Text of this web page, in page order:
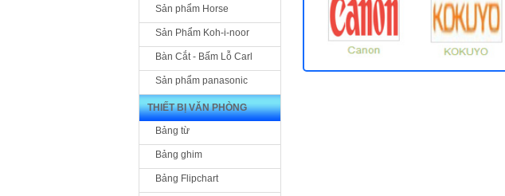
Sản phẩm Horse
Sản Phẩm Koh-i-noor
Bàn Cắt - Bấm Lỗ Carl
Sản phẩm panasonic
THIẾT BỊ VĂN PHÒNG
Bảng từ
Bảng ghim
Bảng Flipchart